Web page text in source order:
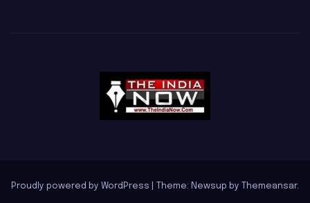
Proudly powered by WordPress Theme: Newsup by Themeansar.